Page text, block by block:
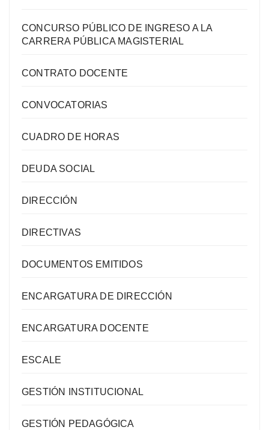
CONCURSO PÚBLICO DE INGRESO A LA
CARRERA PÚBLICA MAGISTERIAL
CONTRATO DOCENTE
CONVOCATORIAS
CUADRO DE HORAS
DEUDA SOCIAL
DIRECCIÓN
DIRECTIVAS
DOCUMENTOS EMITIDOS
ENCARGATURA DE DIRECCIÓN
ENCARGATURA DOCENTE
ESCALE
GESTIÓN INSTITUCIONAL
GESTIÓN PEDAGÓGICA